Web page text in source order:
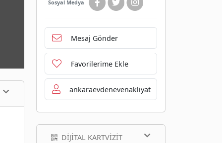
Sosyal Medya
Mesaj Gönder
Favorilerime Ekle
ankaraevdenevenakliyat
DIJITAL KARTVIZIT